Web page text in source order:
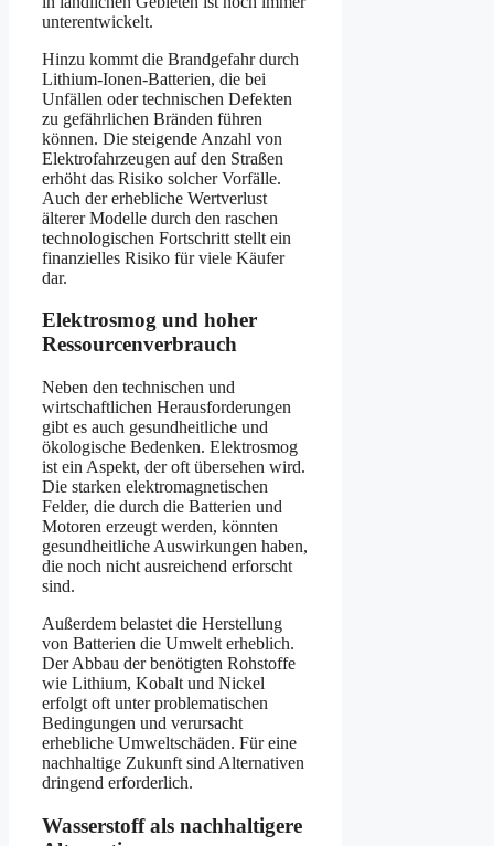
unterentwickelt.
Hinzu kommt die Brandgefahr durch
Lithium-Ionen-Batterien, die bei
Unfällen oder technischen Defekten
zu gefährlichen Bränden führen
können. Die steigende Anzahl von
Elektrofahrzeugen auf den Straßen
erhöht das Risiko solcher Vorfälle.
Auch der erhebliche Wertverlust
älterer Modelle durch den raschen
technologischen Fortschritt stellt ein
finanzielles Risiko für viele Käufer
dar.
Elektrosmog und hoher
Ressourcenverbrauch
Neben den technischen und
wirtschaftlichen Herausforderungen
gibt es auch gesundheitliche und
ökologische Bedenken. Elektrosmog
ist ein Aspekt, der oft übersehen wird.
Die starken elektromagnetischen
Felder, die durch die Batterien und
Motoren erzeugt werden, könnten
gesundheitliche Auswirkungen haben,
die noch nicht ausreichend erforscht
sind.
Außerdem belastet die Herstellung
von Batterien die Umwelt erheblich.
Der Abbau der benötigten Rohstoffe
wie Lithium, Kobalt und Nickel
erfolgt oft unter problematischen
Bedingungen und verursacht
erhebliche Umweltschäden. Für eine
nachhaltige Zukunft sind Alternativen
dringend erforderlich.
Wasserstoff als nachhaltigere